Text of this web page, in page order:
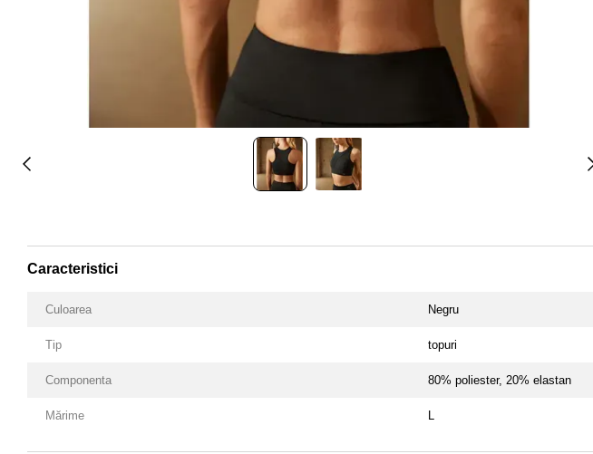
Caracteristici
Culoarea Negru
Tip topuri
Componenta 80% poliester, 20% elastan
Mărime